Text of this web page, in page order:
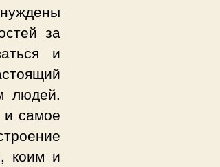
за
и
людей.
и самое
коим и